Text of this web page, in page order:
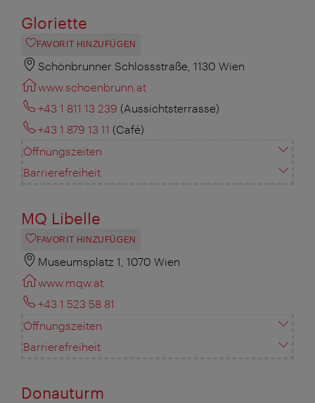
Gloriette
FAVORIT HINZUFÜGEN
Schönbrunner Schlossstraße, 1130 Wien
www.schoenbrunn.at
+43 1 811 13 239 (Aussichtsterrasse)
+43 1 879 13 11 (Café)
Öffnungszeiten
Barrierefreiheit
MQ Libelle
FAVORIT HINZUFÜGEN
Museumsplatz 1, 1070 Wien
www.mqw.at
+43 1 523 58 81
Öffnungszeiten
Barrierefreiheit
Donauturm